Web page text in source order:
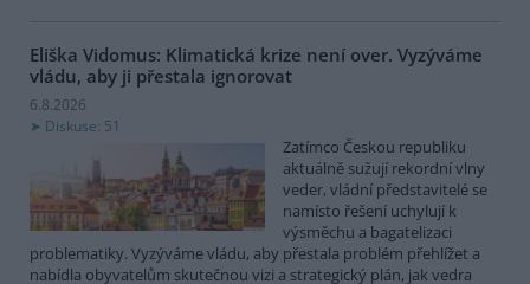
Eliška Vidomus: Klimatická krize není over. Vyzýváme
vládu, aby ji přestala ignorovat
6.8.2026
Diskuse: 51
Zatímco Českou republiku
aktuálně sužují rekordní vlny
veder, vládní představitelé se
namísto řešení uchylují k
výsměchu a bagatelizaci
problematiky. Vyzýváme vládu, aby přestala problém přehlížet a
nabídla obyvatelům skutečnou vizi a strategický plán, jak vedra